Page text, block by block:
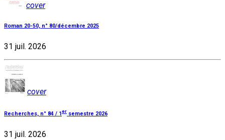
cover
Roman 20-50, n° 80/décembre 2025
31 juil. 2026
cover
Recherches, n° 84 / 1er semestre 2026
31 juil. 2026